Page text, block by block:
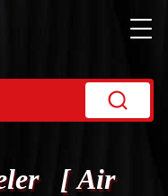
[ Air